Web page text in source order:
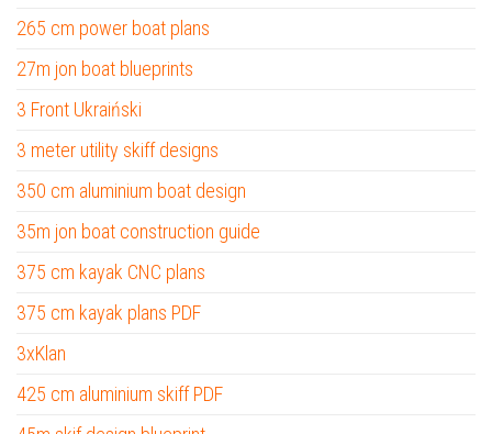
265 cm power boat plans
27m jon boat blueprints
3 Front Ukraiński
3 meter utility skiff designs
350 cm aluminium boat design
35m jon boat construction guide
375 cm kayak CNC plans
375 cm kayak plans PDF
3xKlan
425 cm aluminium skiff PDF